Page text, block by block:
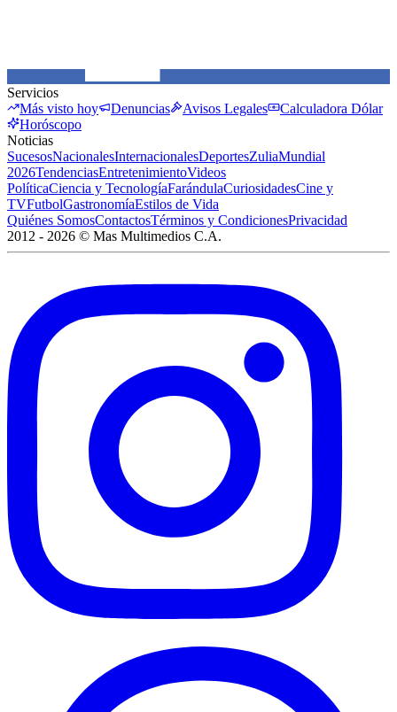
Servicios
Más visto hoy
Denuncias Avisos Legales
Calculadora Dólar
Horóscopo
Noticias
SucesosNacionalesInternacionalesDeportesZuliaMundial
2026TendenciasEntretenimientoVideos
PolíticaCiencia y TecnologíaFarándulaCuriosidadesCine y
TVFutbolGastronomíaEstilos de Vida
Quiénes SomosContactosTérminos y CondicionesPrivacidad
2012 - 2026 © Mas Multimedios C.A.